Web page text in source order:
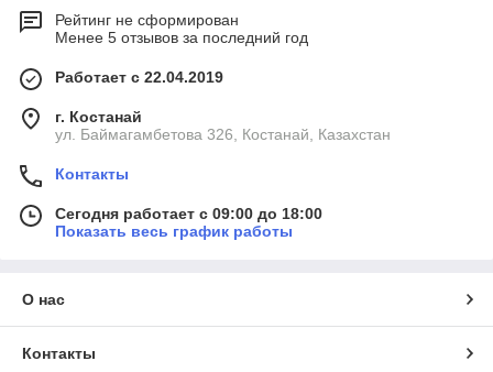
Рейтинг не сформирован
Менее 5 отзывов за последний год
Работает с 22.04.2019
г. Костанай
ул. Баймагамбетова 326, Костанай, Казахстан
Контакты
Сегодня работает с 09:00 до 18:00
Показать весь график работы
О нас
Контакты